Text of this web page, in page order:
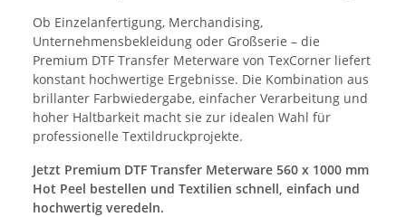
Ob Einzelanfertigung, Merchandising,
Unternehmensbekleidung oder Großserie – die
Premium DTF Transfer Meterware von TexCorner liefert
konstant hochwertige Ergebnisse. Die Kombination aus
brillanter Farbwiedergabe, einfacher Verarbeitung und
hoher Haltbarkeit macht sie zur idealen Wahl für
professionelle Textildruckprojekte.
Jetzt Premium DTF Transfer Meterware 560 x 1000 mm
Hot Peel bestellen und Textilien schnell, einfach und
hochwertig veredeln.